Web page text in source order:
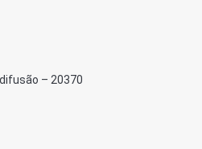
– 20370